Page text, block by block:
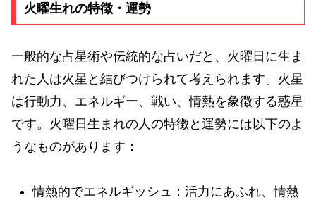
火曜生れの特徴・運勢
一般的な占星術や伝統的な占いだと、火曜日に生ま
れた人は火星と結びつけられて考えられます。火星
は行動力、エネルギー、戦い、情熱を象徴する惑星
です。火曜日生まれの人の特徴と運勢には以下のよ
うなものがあります：
情熱的でエネルギッシュ：活力にあふれ、情熱